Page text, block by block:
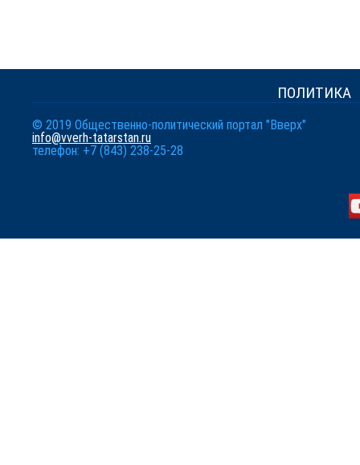
ПОЛИТИКА
© 2019 Общественно-политический портал "Вверх"
info@vverh-tatarstan.ru
телефон: +7 (843) 238-25-28